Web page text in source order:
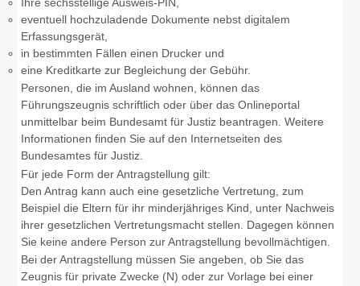
eventuell hochzuladende Dokumente nebst digitalem
Erfassungsgerät,
in bestimmten Fällen einen Drucker und
eine Kreditkarte zur Begleichung der Gebühr.
Personen, die im Ausland wohnen, können das
Führungszeugnis schriftlich oder über das Onlineportal
unmittelbar beim Bundesamt für Justiz beantragen. Weitere
Informationen finden Sie aufden Internetseiten des
Bundesamtes für Justiz.
Für jede Form der Antragstellung gilt:
Den Antrag kann auch eine gesetzliche Vertretung , zum
Beispiel die Eltern für ihr minderjähriges Kind,
unter Nachweis
ihrer gesetzlichen Vertretungsmachtstellen. Dagegen können
Sie keine andere Person zur Antragstellung bevollmächtigen.
Bei der Antragstellung müssen Sie angeben, ob Sie das
Zeugnis für private Zwecke (N) oder zur Vorlage bei einer